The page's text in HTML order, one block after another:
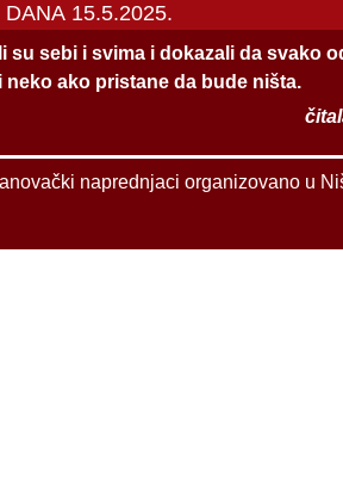
DANA 15.5.2025.
su sebi i svima i dokazali da svako
neko ako pristane da bude ništa.
naprednjaci organizovano u